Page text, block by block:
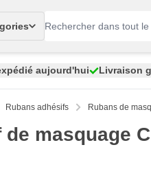
aujourd'hui Livraison
Rubans adhésifs Rubans de
masquage